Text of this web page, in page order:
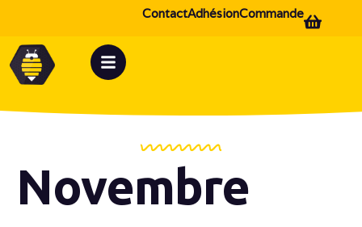
Commande
Adhésion
Contact
Novembre